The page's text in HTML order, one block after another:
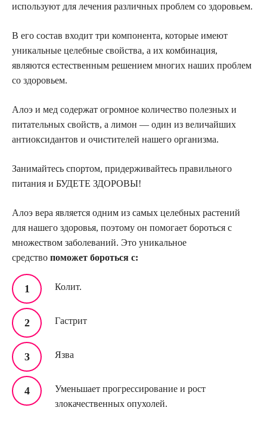
используют для лечения различных проблем со здоровьем.
В его состав входит три компонента, которые имеют
уникальные целебные свойства, а их комбинация,
являются естественным решением многих наших проблем
со здоровьем.
Алоэ и мед содержат огромное количество полезных и
питательных свойств, а лимон — один из величайших
антиоксидантов и очистителей нашего организма.
Занимайтесь спортом, придерживайтесь правильного
питания и БУДЕТЕ ЗДОРОВЫ!
Алоэ вера является одним из самых целебных растений
для нашего здоровья, поэтому он помогает бороться с
множеством заболеваний. Это уникальное
средство поможет бороться с:
Колит.
Гастрит
Язва
Уменьшает прогрессирование и рост
злокачественных опухолей.